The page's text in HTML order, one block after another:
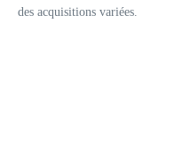
des acquisitions variées.